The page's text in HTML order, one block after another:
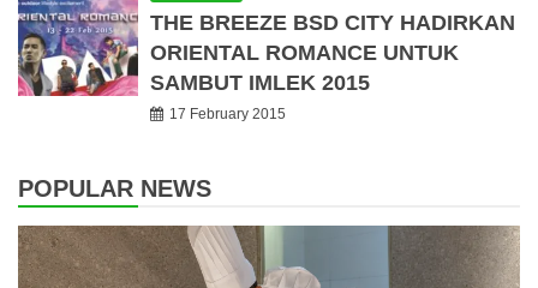
THE BREEZE BSD CITY HADIRKAN
ORIENTAL ROMANCE UNTUK
SAMBUT IMLEK 2015
17 February 2015
POPULAR NEWS